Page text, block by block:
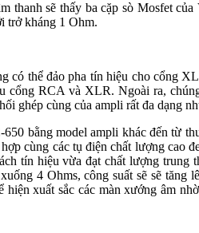
thanh sẽ thấy ba cặp sò Mosfet
trở kháng 1 Ohm.
có thể đảo pha tín hiệu cho cổng
cổng RCA và XLR. Ngoài ra,
ghép cùng của ampli rất đa dạng
bằng model ampli khác đến từ
cùng các tụ điện chất lượng cao
tín hiệu vừa đạt chất lượng
4 Ohms, công suất sẽ sẽ
hiện xuất sắc các màn xướng âm